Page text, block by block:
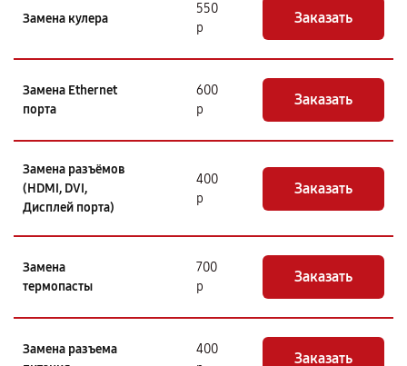
Замена кулера
550
р
Заказать
Замена Ethernet
порта
600
р
Заказать
Замена разъёмов
(HDMI, DVI,
Дисплей порта)
400
р
Заказать
Замена
термопасты
700
р
Заказать
Замена разъема
400
Заказать